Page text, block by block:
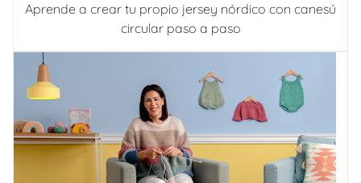
Aprende a crear tu propio jersey nórdico con canesú
circular paso a paso